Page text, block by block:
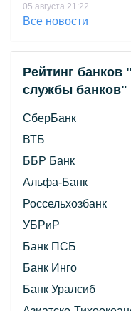
05 августа 21:22
Все новости
Рейтинг банков
службы банков"
СберБанк
ВТБ
ББР Банк
Альфа-Банк
Россельхозбанк
УБРиР
Банк ПСБ
Банк Инго
Банк Уралсиб